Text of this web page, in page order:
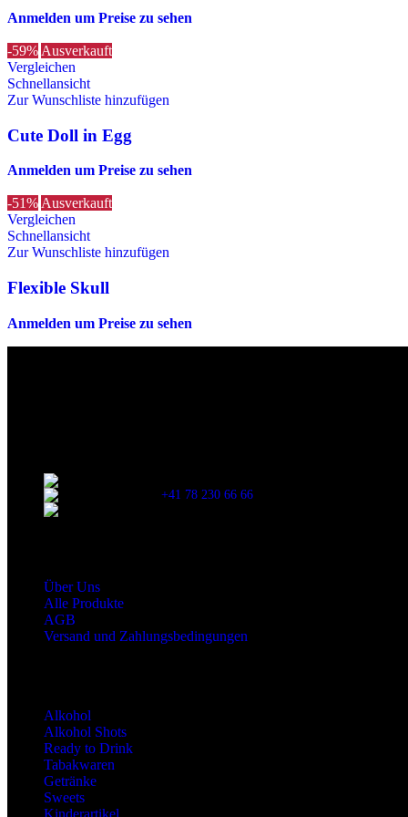
Anmelden um Preise zu sehen
-59% Ausverkauft
Vergleichen
Schnellansicht
Zur Wunschliste hinzufügen
Cute Doll in Egg
Anmelden um Preise zu sehen
-51% Ausverkauft
Vergleichen
Schnellansicht
Zur Wunschliste hinzufügen
Flexible Skull
Anmelden um Preise zu sehen
+41 78 230 66 66
Über Uns
Alle Produkte
AGB
Versand und Zahlungsbedingungen
Alkohol
Alkohol Shots
Ready to Drink
Tabakwaren
Getränke
Sweets